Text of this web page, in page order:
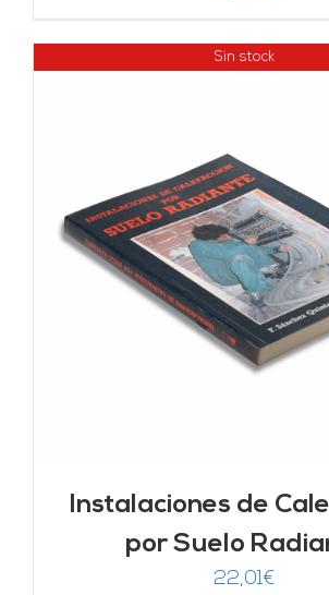
Sin stock
Instalaciones de
por Suelo
22,01€